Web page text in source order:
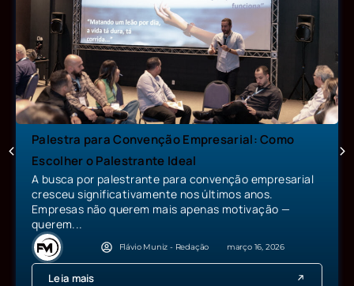
Palestra para Convenção Empresarial: Como
Escolher o Palestrante Ideal
A busca por palestrante para convenção empresarial
cresceu significativamente nos últimos anos.
Empresas não querem mais apenas motivação —
querem...
Flávio Muniz - Redação março 16, 2026
Leia mais